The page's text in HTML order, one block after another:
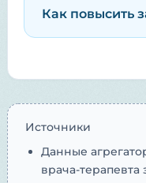
Как повысить
Источники
Данные
врача-терапевта